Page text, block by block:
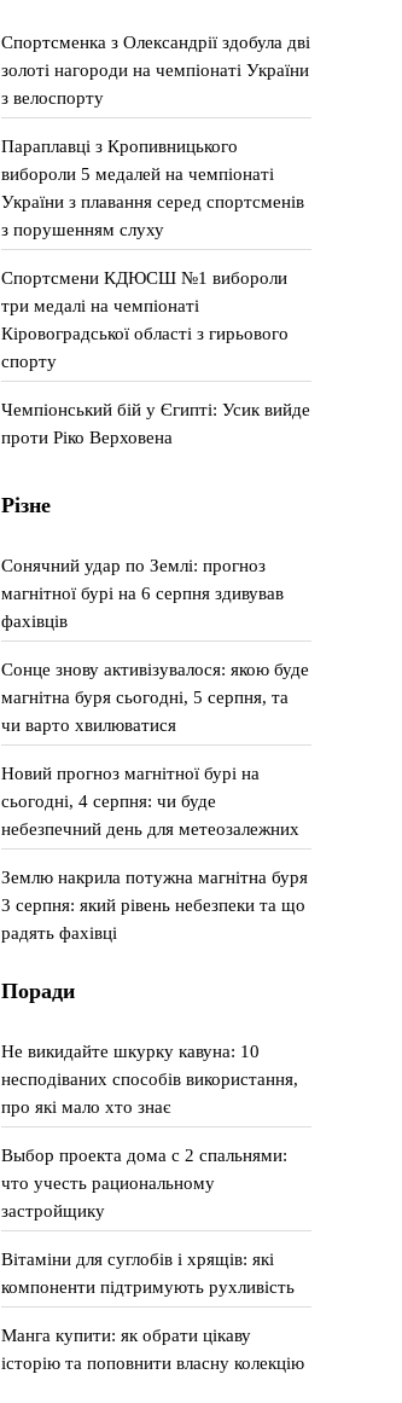
Спортсменка з Олександрії здобула дві
золоті нагороди на чемпіонаті України
з велоспорту
Параплавці з Кропивницького
вибороли 5 медалей на чемпіонаті
України з плавання серед спортсменів
з порушенням слуху
Спортсмени КДЮСШ №1 вибороли
три медалі на чемпіонаті
Кіровоградської області з гирьового
спорту
Чемпіонський бій у Єгипті: Усик вийде
проти Ріко Верховена
Різне
Сонячний удар по Землі: прогноз
магнітної бурі на 6 серпня здивував
фахівців
Сонце знову активізувалося: якою буде
магнітна буря сьогодні, 5 серпня, та
чи варто хвилюватися
Новий прогноз магнітної бурі на
сьогодні, 4 серпня: чи буде
небезпечний день для метеозалежних
Землю накрила потужна магнітна буря
3 серпня: який рівень небезпеки та що
радять фахівці
Поради
Не викидайте шкурку кавуна: 10
несподіваних способів використання,
про які мало хто знає
Выбор проекта дома с 2 спальнями:
что учесть рациональному
застройщику
Вітаміни для суглобів і хрящів: які
компоненти підтримують рухливість
Манга купити: як обрати цікаву
історію та поповнити власну колекцію